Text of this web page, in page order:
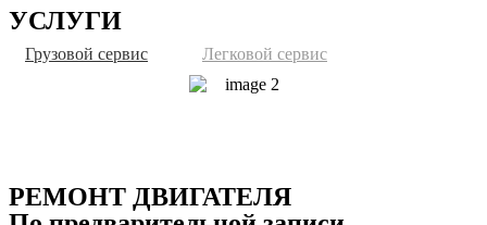
УСЛУГИ
Грузовой сервис Легковой сервис
РЕМОНТ ДВИГАТЕЛЯ